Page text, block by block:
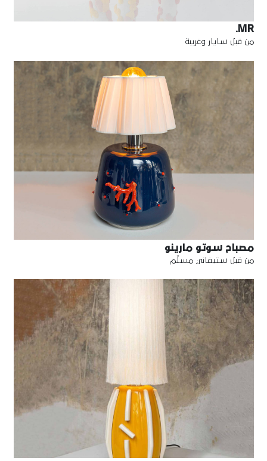
MR.
من قبل سايار وغريبة
مصباح سوتو مارينو
من قبل ستيفاني مسلّم